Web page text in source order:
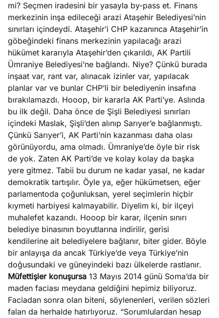
mi? Seçmen iradesini bir yasayla by-pass et. Finans
merkezinin inşa edileceği arazi Ataşehir Belediyesi’nin
sınırları içindeydi. Ataşehir’i CHP kazanınca Ataşehir’in
göbeğindeki finans merkezinin yapılacağı arazi
hükümet kararıyla Ataşehir’den çıkarıldı, AK Partili
Ümraniye Belediyesi’ne bağlandı. Niye? Çünkü burada
inşaat var, rant var, alınacak izinler var, yapılacak
planlar var ve bunlar CHP’li bir belediyenin insafına
bırakılamazdı. Hooop, bir kararla AK Parti’ye. Aslında
bu ilk değil. Daha önce de Şişli Belediyesi sınırları
içindeki Maslak, Şişli’den alınıp Sarıyer’e bağlanmıştı.
Çünkü Sarıyer’i, AK Parti’nin kazanması daha olası
görünüyordu, ama olmadı. Ümraniye’de öyle bir risk
de yok. Zaten AK Parti’de ve kolay kolay da başka
yere gitmez. Tabii bu durum ne kadar yasal, ne kadar
demokratik tartışılır. Öyle ya, eğer hükümetsen, eğer
parlamentoda çoğunluksan, yerel seçimlerin hiçbir
kıymeti harbiyesi kalmayabilir. Diyelim ki, bir ilçeyi
muhalefet kazandı. Hooop bir karar, ilçenin sınırı
belediye binasının boyutlarına indirilir, gerisi
kendilerine ait belediyelere bağlanır, biter gider. Böyle
bir anlayışa da ancak Türkiye’de veya Türkiye’nin
doğusundaki ve güneyindeki bazı ülkelerde rastlanır.
Müfettişler konuşursa 13 Mayıs 2014 günü Soma’da bir
maden faciası meydana geldiğini hepimiz biliyoruz.
Faciadan sonra olan biteni, söylenenleri, verilen sözleri
falan da herhalde hatırlıyoruz. “Sorumlulardan hesap